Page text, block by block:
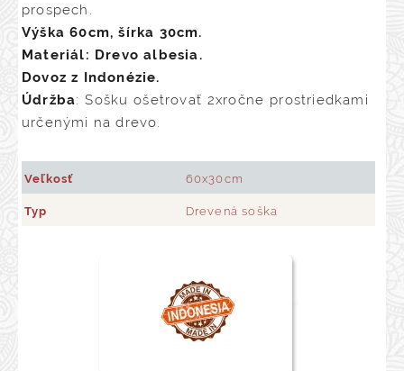
prospech.
Výška 60cm, šírka 30cm.
Materiál: Drevo albesia.
Dovoz z Indonézie.
Údržba: Sošku ošetrovať 2xročne prostriedkami
určenými na drevo.
Veľkosť 60x30cm
Typ Drevená soška